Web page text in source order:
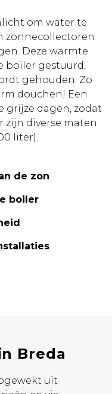
om water te
zonnecollectoren
Deze warmte
boiler gestuurd,
gehouden. Zo
douchen! Een
grijze dagen, zodat
diverse maten
liter).
de zon
boiler
Breda
uit